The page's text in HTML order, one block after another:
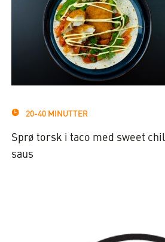
20-40 MINUTTER
Sprø torsk i taco med sweet
saus